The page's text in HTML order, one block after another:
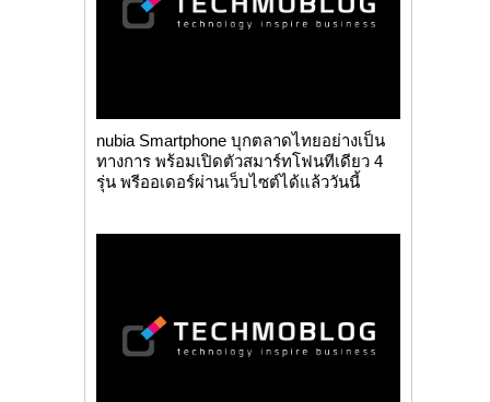
nubia Smartphone บุกตลาดไทยอย่างเป็น
ทางการ พร้อมเปิดตัวสมาร์ทโฟนทีเดียว 4
รุ่น พรีออเดอร์ผ่านเว็บไซต์ได้แล้ววันนี้